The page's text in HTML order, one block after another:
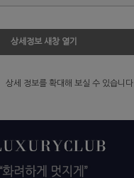
상세정보 새창 열기
상세 정보를 확대해 보실 수 있습니다.